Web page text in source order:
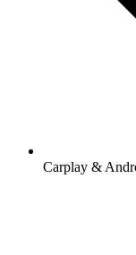
Carplay &